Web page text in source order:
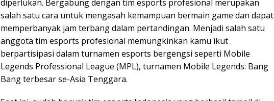
diperlukan. Bergabung dengan tim esports profesional merupakan
salah satu cara untuk mengasah kemampuan bermain game dan dapat
memperbanyak jam terbang dalam pertandingan. Menjadi salah satu
anggota tim esports profesional memungkinkan kamu ikut
berpartisipasi dalam turnamen esports bergengsi seperti Mobile
Legends Professional League (MPL), turnamen Mobile Legends: Bang
Bang terbesar se-Asia Tenggara.